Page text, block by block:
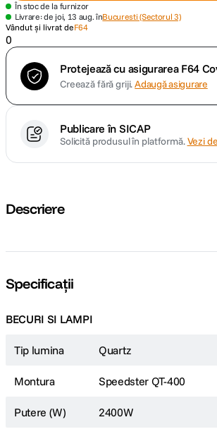
7. sony fx
8. card memorie
9. dji mic mini
În stoc de la furnizor
Livrare: de joi, 13 aug. înBucuresti (Sectorul 3)
Vândut și livrat deF64
0
Protejează cu asigurarea F64
Creează fără griji.Adaugă asigurare
Publicare în SICAP
Solicită produsul în platformă.Vezi
Descriere
Specificații
BECURI SI LAMPI
Tip lumina Quartz
Montura Speedster QT-400
Putere (W) 2400W